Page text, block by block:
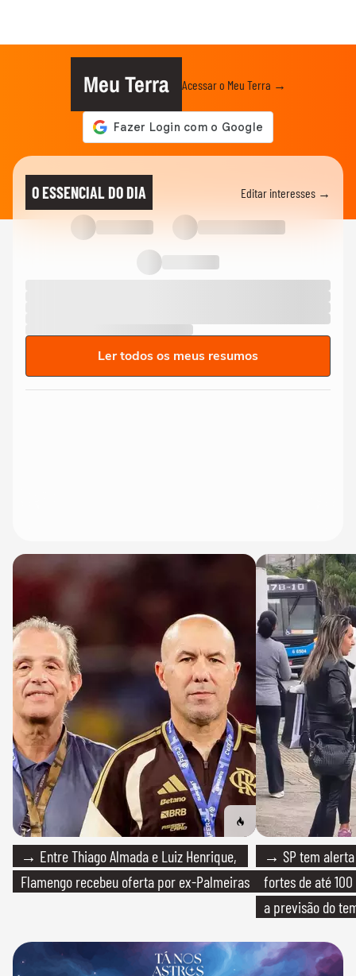
Meu Terra Acessar o Meu Terra →
O ESSENCIAL DO DIA Editar interesses →
Ler todos os meus resumos
→ Entre Thiago Almada e Luiz Henrique,
Flamengo recebeu oferta por ex-Palmeiras
→ SP tem
fortes de até
a previsão do